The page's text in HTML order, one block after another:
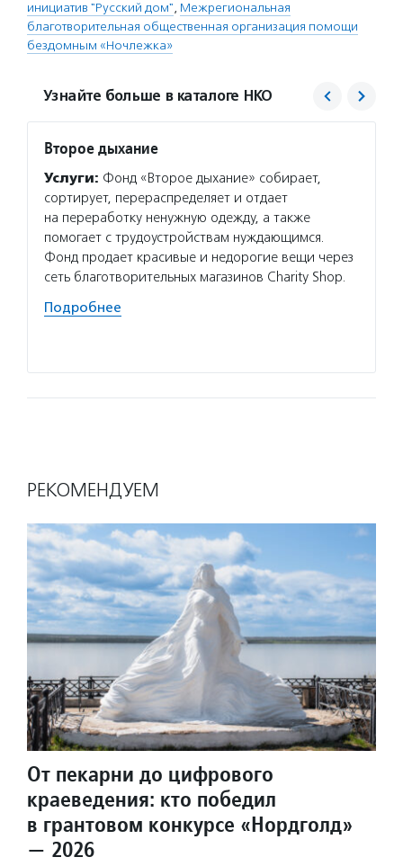
инициатив "Русский дом", Межрегиональная
благотворительная общественная организация помощи
бездомным «Ночлежка»
Узнайте больше в каталоге НКО
Второе дыхание
Услуги: Фонд «Второе дыхание» собирает,
сортирует, перераспределяет и отдает
на переработку ненужную одежду, а также
помогает с трудоустройствам нуждающимся.
Фонд продает красивые и недорогие вещи через
сеть благотворительных магазинов Charity Shop.
Подробнее
РЕКОМЕНДУЕМ
От пекарни до цифрового
краеведения: кто победил
в грантовом конкурсе «Нордголд»
— 2026